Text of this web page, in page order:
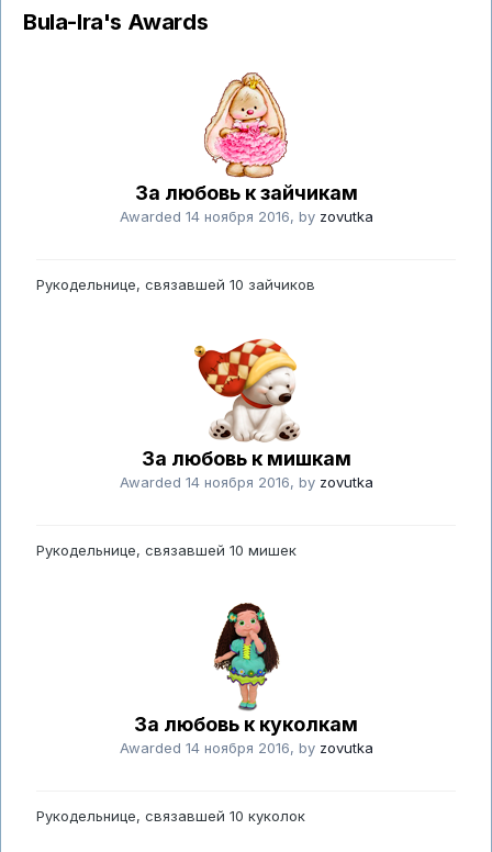
Bula-Ira's Awards
За любовь к зайчикам
Awarded 14 ноября 2016, by zovutka
Рукодельнице, связавшей 10 зайчиков
За любовь к мишкам
Awarded 14 ноября 2016, by zovutka
Рукодельнице, связавшей 10 мишек
За любовь к куколкам
Awarded 14 ноября 2016, by zovutka
Рукодельнице, связавшей 10 куколок